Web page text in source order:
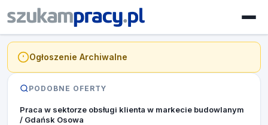
Ogłoszenie Archiwalne
PODOBNE OFERTY
Praca w sektorze obsługi klienta w markecie budowlanym
/ Gdańsk Osowa